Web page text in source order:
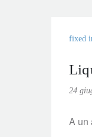
fixed
24
A un